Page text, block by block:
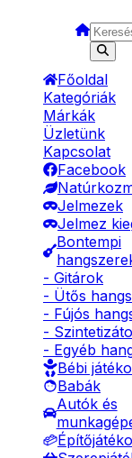
Főoldal
Kategóriák
Márkák
Üzletünk
Kapcsolat
Facebook
Jelmezek
Jelmez
Bontempi
- Gitárok
- Ütős
- Fújós
-
- Egyéb
Bébi
Babák
Autók és